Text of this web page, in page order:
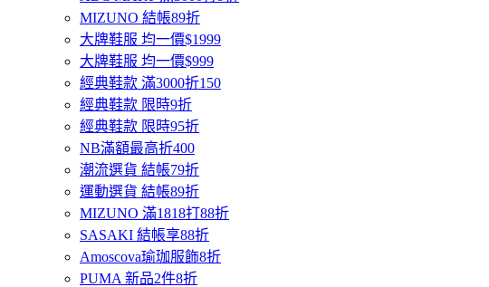
MIZUNO 結帳89折
大牌鞋服 均一價$1999
大牌鞋服 均一價$999
經典鞋款 滿3000折150
經典鞋款 限時9折
經典鞋款 限時95折
NB滿額最高折400
潮流選貨 結帳79折
運動選貨 結帳89折
MIZUNO 滿1818打88折
SASAKI 結帳享88折
Amoscova瑜珈服飾8折
PUMA 新品2件8折